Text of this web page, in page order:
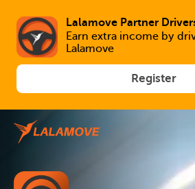
Lalamove Partner
Earn extra income by
Lalamove
Register